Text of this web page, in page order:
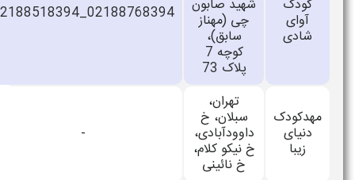
کودک
آوای
شادی
شهید صابون
چی (مهناز
سابق)،
کوچه 7
پلاک 73
02188518394_02188768394
مهدکودک
دنیای
تهران،
سبلان، خ
داوودآبادی،
خ نیکو کلام،
خ نائینی